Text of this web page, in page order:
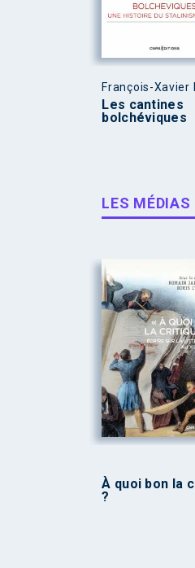
François-Xavier
Les cantines
bolchéviques
LES MÉDIAS
À quoi bon la
?